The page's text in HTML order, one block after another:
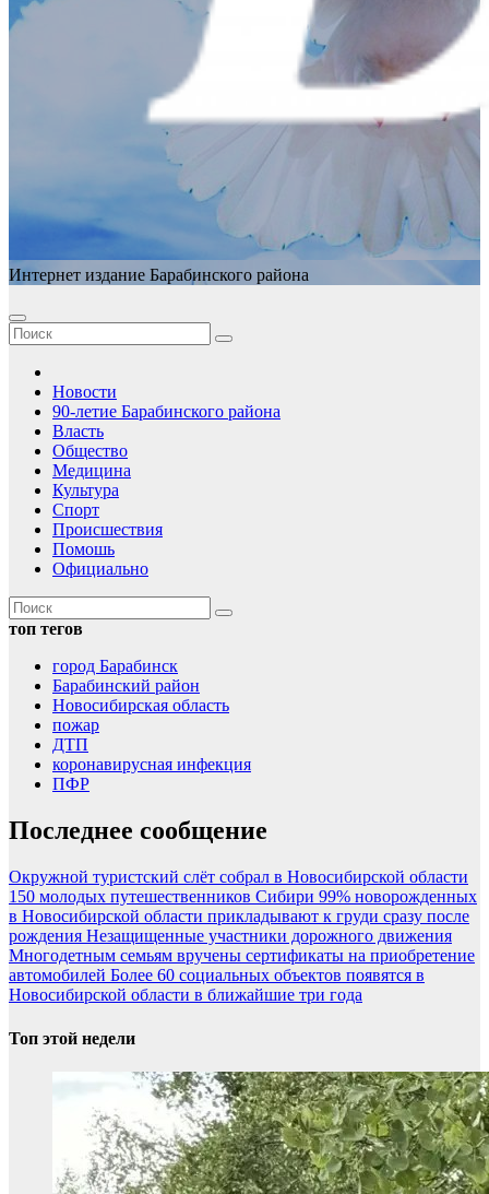
Интернет издание Барабинского района
Новости
90-летие Барабинского района
Власть
Общество
Медицина
Культура
Спорт
Происшествия
Помошь
Официально
топ тегов
город Барабинск
Барабинский район
Новосибирская область
пожар
ДТП
коронавирусная инфекция
ПФР
Последнее сообщение
Окружной туристский слёт собрал в Новосибирской области
150 молодых путешественников Сибири 99% новорожденных
в Новосибирской области прикладывают к груди сразу после
рождения Незащищенные участники дорожного движения
Многодетным семьям вручены сертификаты на приобретение
автомобилей Более 60 социальных объектов появятся в
Новосибирской области в ближайшие три года
Топ этой недели